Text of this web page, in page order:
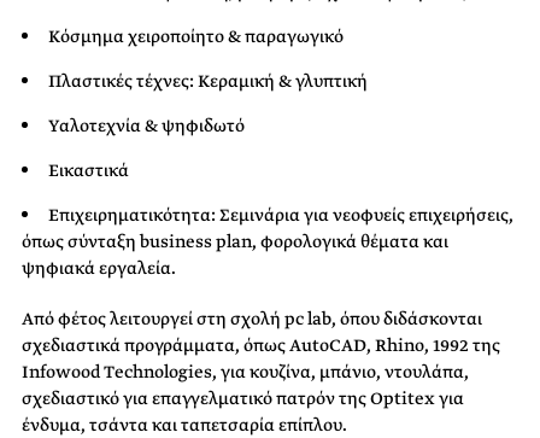
Κόσμημα χειροποίητο & παραγωγικό
Πλαστικές τέχνες: Κεραμική & γλυπτική
Υαλοτεχνία & ψηφιδωτό
Εικαστικά
Επιχειρηματικότητα: Σεμινάρια για νεοφυείς επιχειρήσεις,
όπως σύνταξη business plan, φορολογικά θέματα και
ψηφιακά εργαλεία.
Από φέτος λειτουργεί στη σχολή pc lab, όπου διδάσκονται
σχεδιαστικά προγράμματα, όπως AutoCAD, Rhino, 1992 της
Ιnfowood Τechnologies, για κουζίνα, μπάνιο, ντουλάπα,
σχεδιαστικό για επαγγελματικό πατρόν της Optitex για
ένδυμα, τσάντα και ταπετσαρία επίπλου.